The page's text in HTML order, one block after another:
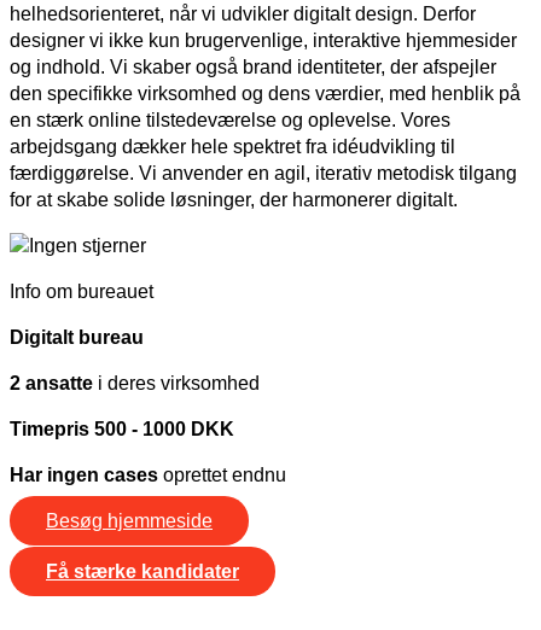
helhedsorienteret, når vi udvikler digitalt design. Derfor
designer vi ikke kun brugervenlige, interaktive hjemmesider
og indhold. Vi skaber også brand identiteter, der afspejler
den specifikke virksomhed og dens værdier, med henblik på
en stærk online tilstedeværelse og oplevelse. Vores
arbejdsgang dækker hele spektret fra idéudvikling til
færdiggørelse. Vi anvender en agil, iterativ metodisk tilgang
for at skabe solide løsninger, der harmonerer digitalt.
Info om bureauet
Digitalt bureau
2 ansatte i deres virksomhed
Timepris 500 - 1000 DKK
Har ingen cases oprettet endnu
Besøg hjemmeside
Få stærke kandidater